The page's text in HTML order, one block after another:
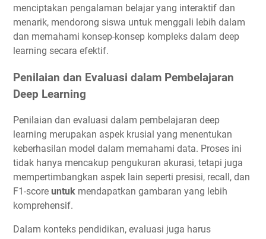
menciptakan pengalaman belajar yang interaktif dan
menarik, mendorong siswa untuk menggali lebih dalam
dan memahami konsep-konsep kompleks dalam deep
learning secara efektif.
Penilaian dan Evaluasi dalam Pembelajaran
Deep Learning
Penilaian dan evaluasi dalam pembelajaran deep
learning merupakan aspek krusial yang menentukan
keberhasilan model dalam memahami data. Proses ini
tidak hanya mencakup pengukuran akurasi, tetapi juga
mempertimbangkan aspek lain seperti presisi, recall, dan
F1-score untuk mendapatkan gambaran yang lebih
komprehensif.
Dalam konteks pendidikan, evaluasi juga harus